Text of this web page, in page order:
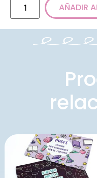
AÑADIR